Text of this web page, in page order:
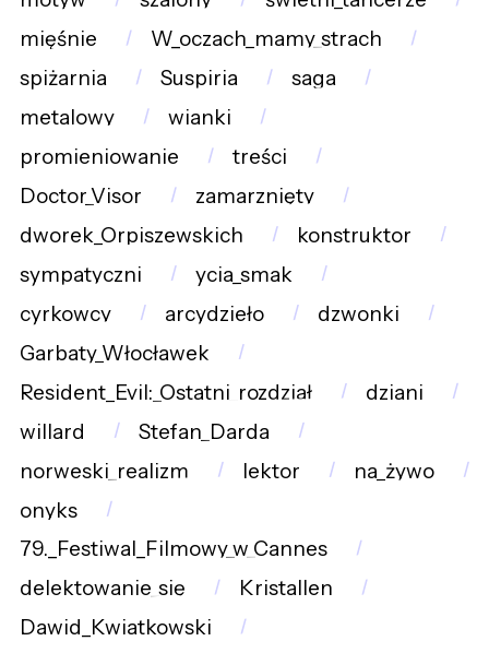
mięśnie
W_oczach_mamy_strach
spiżarnia
Suspiria
saga
metalowy
wianki
promieniowanie
treści
Doctor_Visor
zamarznięty
dworek_Orpiszewskich
konstruktor
sympatyczni
ycia_smak
cyrkowcy
arcydzieło
dzwonki
Garbaty_Włocławek
Resident_Evil:_Ostatni_rozdział
dziani
willard
Stefan_Darda
norweski_realizm
lektor
na_żywo
onyks
79._Festiwal_Filmowy_w_Cannes
delektowanie_się
Kristallen
Dawid_Kwiatkowski